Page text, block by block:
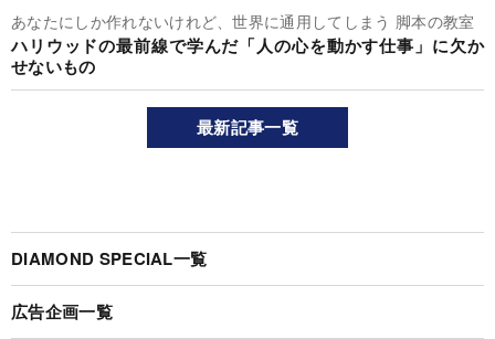
あなたにしか作れないけれど、世界に通用してしまう 脚本の教室
ハリウッドの最前線で学んだ「人の心を動かす仕事」に欠か
せないもの
最新記事一覧
DIAMOND SPECIAL一覧
広告企画一覧